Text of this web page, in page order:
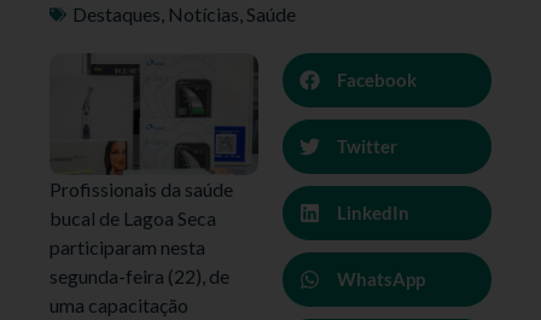
Destaques, Notícias,Saúde
Profissionais da saúde
bucal de Lagoa Seca
participaram nesta
segunda-feira (22), de
uma capacitação
Facebook
Twitter
LinkedIn
WhatsApp